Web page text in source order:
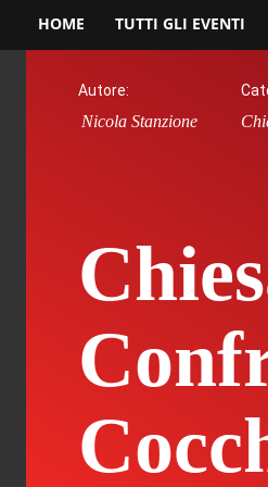
HOME TUTTI GLI EVENTI
Autore:
Nicola Stanzione